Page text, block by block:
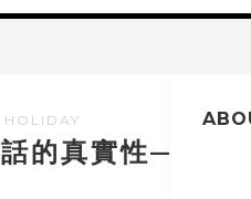
的真實性—雅典